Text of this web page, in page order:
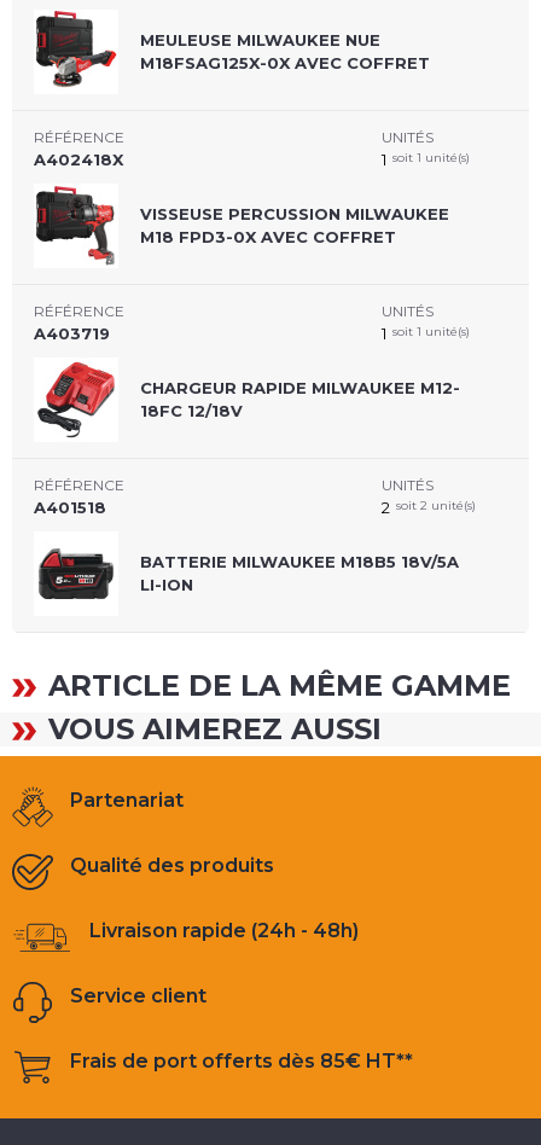
MEULEUSE MILWAUKEE NUE
M18FSAG125X-0X AVEC COFFRET
RÉFÉRENCE
A402418X
VISSEUSE PERCUSSION MILWAUKEE
M18 FPD3-0X AVEC COFFRET
UNITÉS
1 soit 1 unité(s)
RÉFÉRENCE
A403719
CHARGEUR RAPIDE MILWAUKEE M12-
18FC 12/18V
UNITÉS
1 soit 1 unité(s)
RÉFÉRENCE
A401518
BATTERIE MILWAUKEE M18B5 18V/5A
LI-ION
UNITÉS
2 soit 2 unité(s)
ARTICLE DE LA MÊME GAMME
VOUS AIMEREZ AUSSI
Partenariat
Qualité des produits
Livraison rapide (24h - 48h)
Service client
Frais de port offerts dès 85€ HT**